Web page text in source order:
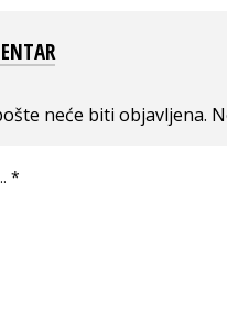
neće biti objavljena.